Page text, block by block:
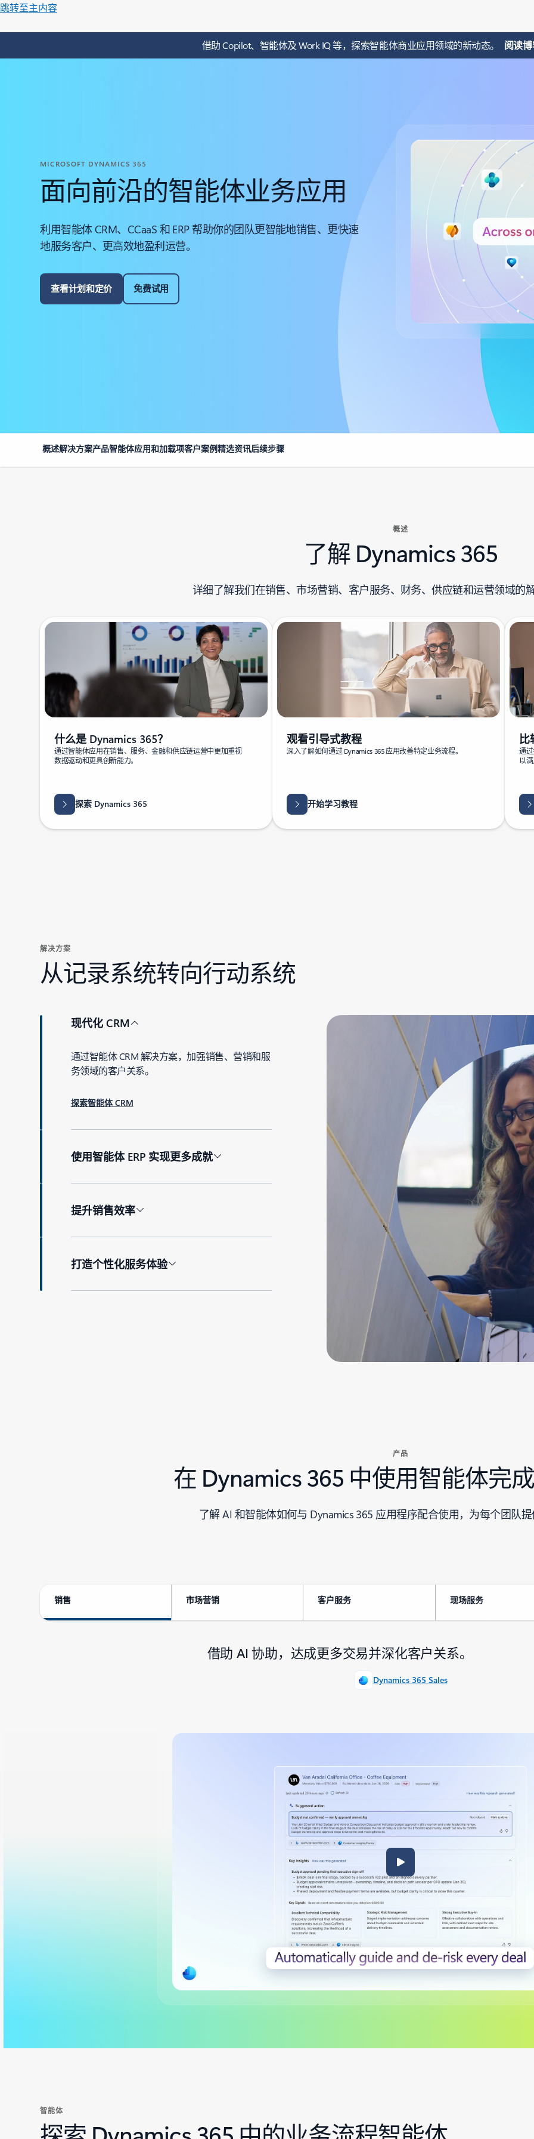
跳转至主内容
借助 Copilot、智能体及 Work IQ 等，探索智能体商业应用领域的新动态。 阅读
MICROSOFT DYNAMICS 365
面向前沿的智能体业务应用
利用智能体 CRM、CCaaS 和 ERP 帮助你的团队更智能地销售、更快速
地服务客户、更高效地盈利运营。
查看计划和定价 免费试用
概述解决方案产品智能体应用和加载项客户案例精选资讯后续步骤
概述
了解 Dynamics 365
详细了解我们在销售、市场营销、客户服务、财务、供应链和运营领域的
什么是 Dynamics 365？
通过智能体应用在销售、服务、金融和供应链运营中更加重视
数据驱动和更具创新能力。
探索 Dynamics 365
观看引导式教程
深入了解如何通过 Dynamics 365 应用改善特定业务流程。
开始学习教程
比
通
以
解决方案
从记录系统转向行动系统
现代化 CRM
通过智能体 CRM 解决方案，加强销售、营销和服
务领域的客户关系。
探索智能体 CRM
使用智能体 ERP 实现更多成就
提升销售效率
打造个性化服务体验
产品
在 Dynamics 365 中使用智能体完
了解 AI 和智能体如何与 Dynamics 365 应用程序配合使用，为每个团队
销售 市场营销 客户服务 现场服务
借助 AI 协助，达成更多交易并深化客户关系。
Dynamics 365 Sales
智能体